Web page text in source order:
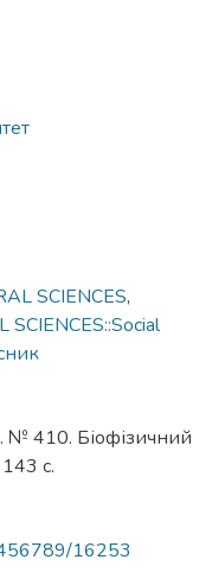
SCIENCES,
SCIENCES::Social
№ 410. Біофізичний
с.
16253